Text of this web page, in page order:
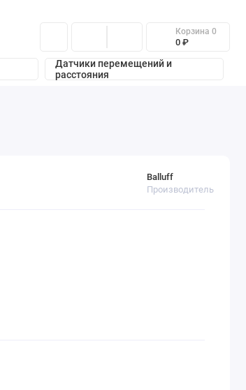
Корзина 0
0 ₽
Датчики перемещений и
расстояния
Balluff
Производитель